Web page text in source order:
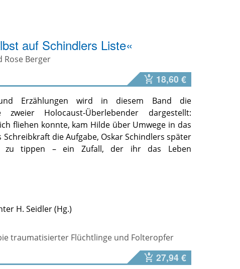
auf Schindlers Liste«
Rose Berger
18,60 €
Erzählungen wird in diesem Band die
zweier Holocaust-Überlebender dargestellt:
fliehen konnte, kam Hilde über Umwege in das
Schreibkraft die Aufgabe, Oskar Schindlers später
zu tippen – ein Zufall, der ihr das Leben
H. Seidler
traumatisierter Flüchtlinge und Folteropfer
27,94 €